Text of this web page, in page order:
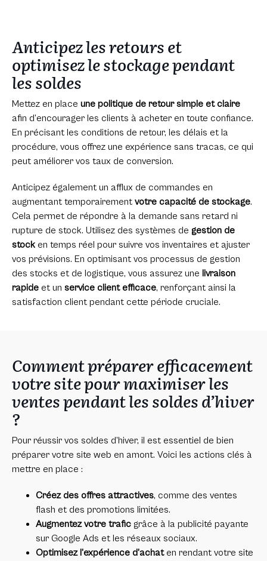
Anticipez les retours et
optimisez le stockage pendant
les soldes
Mettez en place une politique de retour simple et claire
afin d’encourager les clients à acheter en toute confiance.
En précisant les conditions de retour, les délais et la
procédure, vous offrez une expérience sans tracas, ce qui
peut améliorer vos taux de conversion.
Anticipez également un afflux de commandes en
augmentant temporairement votre capacité de stockage.
Cela permet de répondre à la demande sans retard ni
rupture de stock. Utilisez des systèmes de gestion de
stocken temps réel pour suivre vos inventaires et ajuster
vos prévisions. En optimisant vos processus de gestion
des stocks et de logistique, vous assurez une livraison
rapideet un service client efficace, renforçant ainsi la
satisfaction client pendant cette période cruciale.
Comment préparer efficacement
votre site pour maximiser les
ventes pendant les soldes d’hiver
?
Pour réussir vos soldes d’hiver, il est essentiel de bien
préparer votre site web en amont. Voici les actions clés à
mettre en place :
Créez des offres attractives, comme des ventes
flash et des promotions limitées.
Augmentez votre traficgrâce à la publicité payante
sur Google Ads et les réseaux sociaux.
Optimisez l’expérience d’achaten rendant votre site